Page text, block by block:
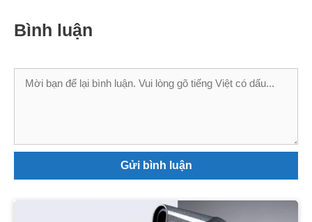
Bình luận
Bình